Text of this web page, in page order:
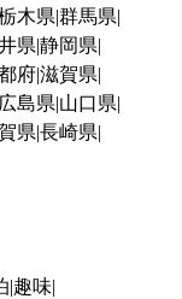
木県 群馬県
県 静岡県
府滋賀県
広島県 山口県
県 長崎県
趣味